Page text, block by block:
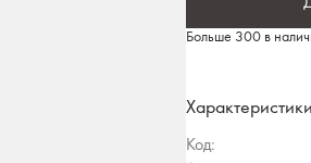
Больше 300 в
Характеристики
Код: